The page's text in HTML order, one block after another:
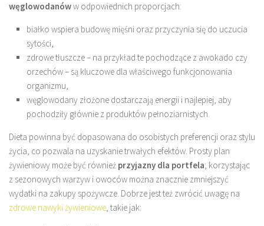
węglowodanóww odpowiednich proporcjach:
białko wspiera budowę mięśni oraz przyczynia się do uczucia
sytości,
zdrowe tłuszcze – na przykład te pochodzące z awokado czy
orzechów – są kluczowe dla właściwego funkcjonowania
organizmu,
węglowodany złożone dostarczają energii i najlepiej, aby
pochodziły głównie z produktów pełnoziarnistych.
Dieta powinna być dopasowana do osobistych preferencji oraz stylu
życia, co pozwala na uzyskanie trwałych efektów. Prosty plan
żywieniowy może być również przyjazny dla portfela; korzystając
z sezonowych warzyw i owoców można znacznie zmniejszyć
wydatki na zakupy spożywcze. Dobrze jest też zwrócić uwagę na
zdrowe nawyki żywieniowe, takie jak: